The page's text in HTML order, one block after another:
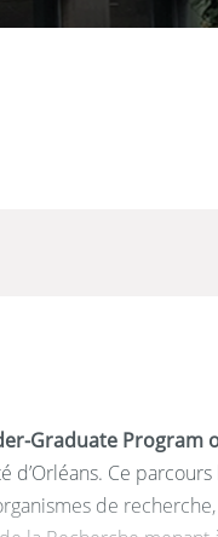
Graduate Program
d’Orléans. Ce
de